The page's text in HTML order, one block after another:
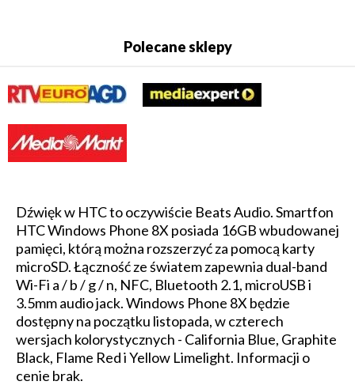
Polecane sklepy
Dźwięk w HTC to oczywiście Beats Audio. Smartfon
HTC Windows Phone 8X posiada 16GB wbudowanej
pamięci, którą można rozszerzyć za pomocą karty
microSD. Łączność ze światem zapewnia dual-band
Wi-Fi a / b / g / n, NFC, Bluetooth 2.1, microUSB i
3.5mm audio jack. Windows Phone 8X będzie
dostępny na początku listopada, w czterech
wersjach kolorystycznych - California Blue, Graphite
Black, Flame Red i Yellow Limelight. Informacji o
cenie brak.